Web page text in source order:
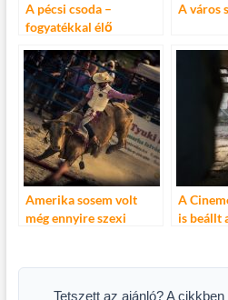
A pécsi csoda –
fogyatékkal élő
A város
Amerika sosem volt
még ennyire szexi
A
is beállt
Toldi
Tetszett az ajánló? A